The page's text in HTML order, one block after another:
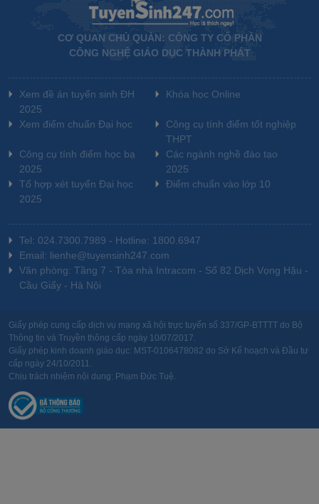
CƠ QUAN CHỦ QUẢN: CÔNG TY CỔ PHẦN
CÔNG NGHỆ GIÁO DỤC THÀNH PHÁT
Xem đề án tuyển sinh ĐH
2025
Khóa học Online
Xem điểm chuẩn Đại học
Công cụ tính điểm tốt nghiệp
THPT
Công cụ tính điểm học bạ
2025
Các ngành nghề đào tạo
2025
Tổ hợp xét tuyển Đại học
2025
Điểm chuẩn vào lớp 10
Tel: 024.7300.7989 - Hotline: 1800.6947
Email: lienhe@tuyensinh247.com
Văn phòng: Tầng 7 - Tòa nhà Intracom - Số 82 Dịch Vọng Hậu -
Cầu Giấy - Hà Nội
Giấy phép cung cấp dịch vụ mạng xã hội trực tuyến số 337/GP-BTTTT do Bộ
Thông tin và Truyền thông cấp ngày 10/07/2017.
Giấy phép kinh doanh giáo dục: MST-0106478082 do Sở Kế hoạch và Đầu tư
cấp ngày 24/10/2011.
Chịu trách nhiệm nội dung: Phạm Đức Tuệ.